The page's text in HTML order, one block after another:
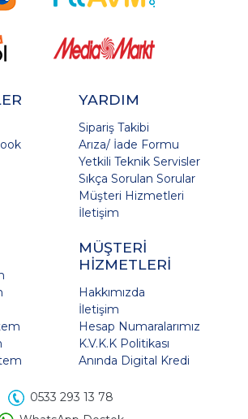
YARDIM
Sipariş Takibi
Arıza/ İade Formu
Yetkili Teknik Servisler
Sıkça Sorulan Sorular
Müşteri Hizmetleri
İletişim
MÜŞTERİ
HİZMETLERİ
Hakkımızda
İletişim
Hesap Numaralarımız
K.V.K.K Politikası
Anında Digital Kredi
0533 293 13 78